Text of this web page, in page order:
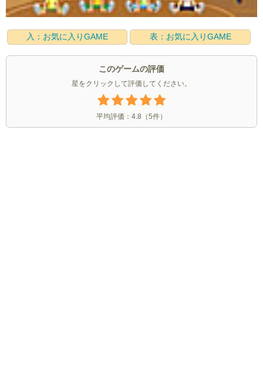
入：お気に入りGAME 表：お気に入りGAME
このゲームの評価
星をクリックして評価してください。
平均評価： 4.8 （5件）